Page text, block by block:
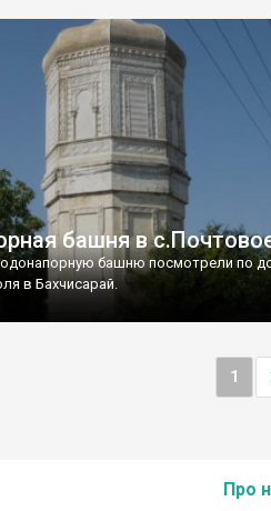
башня в
башню посмотрели по
в Бахчисарай.
1
Про